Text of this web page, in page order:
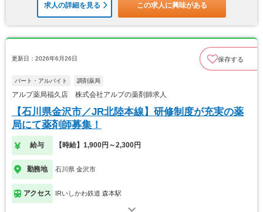
求人の詳細を見る この求人に興味がある
更新日：2026年6月26日 保存する
パート・アルバイト 調剤薬局
アルプ薬局福久店 株式会社アルプの薬剤師求人
【石川県金沢市／JR北陸本線】研修制度が充実の薬
局にて薬剤師募集！
給与 【時給】1,900円～2,300円
勤務地 石川県 金沢市
アクセス IRいしかわ鉄道 森本駅